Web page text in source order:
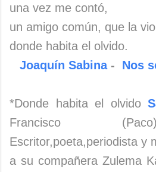
una vez me contó,
un amigo común, que la vio
donde habita el olvido.
Joaquín Sabina - Nos
*Donde habita el olvido
Francisco
Escritor,poeta,periodista y
a su compañera Zulema